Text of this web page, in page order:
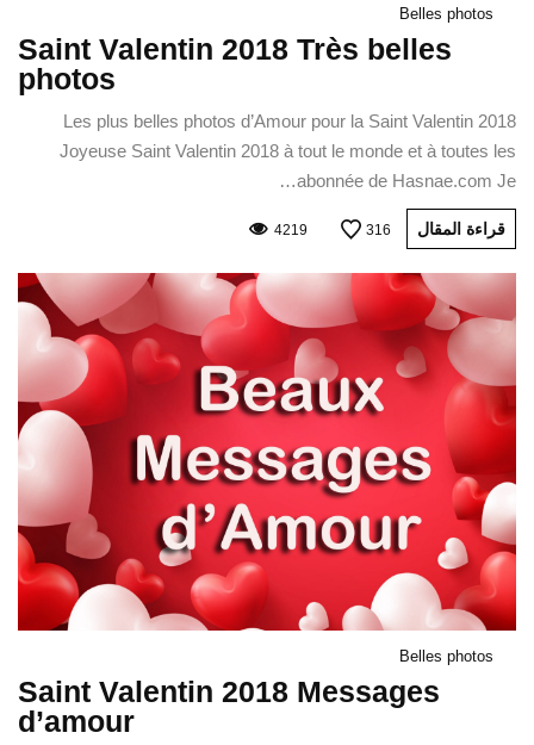
Belles photos
Saint Valentin 2018 Très belles
photos
Les plus belles photos d’Amour pour la Saint Valentin 2018
Joyeuse Saint Valentin 2018 à tout le monde et à toutes les
abonnée de Hasnae.com Je…
قراءة المقال 316
4219
Belles photos
Saint Valentin 2018 Messages
d’amour